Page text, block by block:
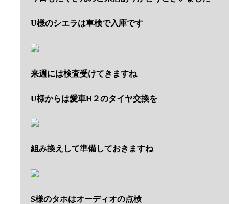
U様のシエラは車検で入庫です
来週には検査受けてきますね
U様からは愛車H２のタイヤ交換を
組み換えして準備しておきますね
S様のタホはオーディオの点検